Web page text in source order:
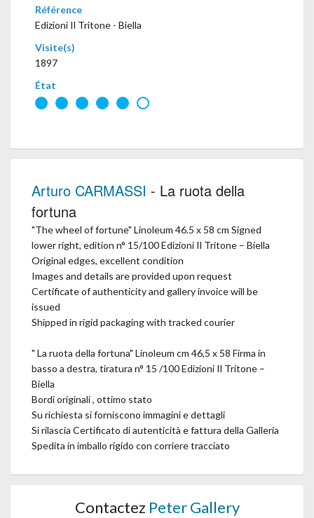
Référence
Edizioni Il Tritone - Biella
Visite(s)
1897
État
Arturo CARMASSI - La ruota della
fortuna
"The wheel of fortune" Linoleum 46.5 x 58 cm Signed
lower right, edition n° 15/100 Edizioni Il Tritone – Biella
Original edges, excellent condition
Images and details are provided upon request
Certificate of authenticity and gallery invoice will be
issued
Shipped in rigid packaging with tracked courier
" La ruota della fortuna" Linoleum cm 46,5 x 58 Firma in
basso a destra, tiratura n° 15 /100 Edizioni Il Tritone –
Biella
Bordi originali , ottimo stato
Su richiesta si forniscono immagini e dettagli
Si rilascia Certificato di autenticità e fattura della Galleria
Spedita in imballo rigido con corriere tracciato
Contactez Peter Gallery